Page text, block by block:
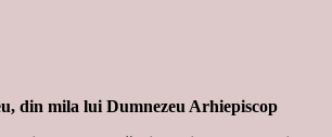
din mila lui Dumnezeu Arhiepiscop